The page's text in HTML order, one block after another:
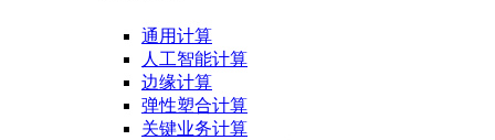
通用计算
人工智能计算
边缘计算
弹性塑合计算
关键业务计算